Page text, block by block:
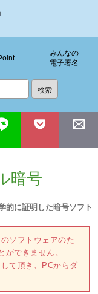
みんなの
電子署名
暗号
的に証明した暗号ソフト
ソフトウェアのた
できません。
て頂き、PCからダ